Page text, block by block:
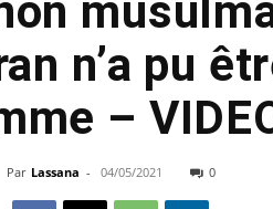
n’a pu
–
Par Lassana - 04/05/2021 0